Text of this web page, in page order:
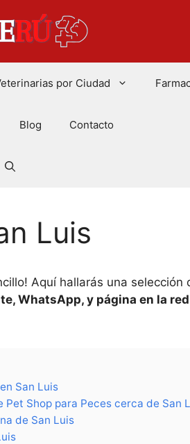
por Ciudad
Blog Contacto
Luis
Aquí hallarás una
WhatsApp, y página en la red
San Luis
Shop para Peces cerca de San
de San Luis